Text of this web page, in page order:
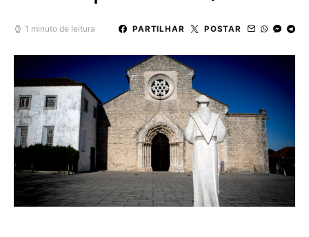
1 minuto de leitura PARTILHAR POSTAR